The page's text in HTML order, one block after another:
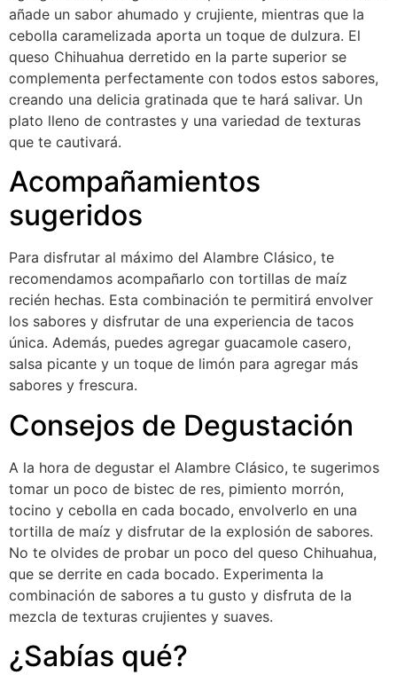
añade un sabor ahumado y crujiente, mientras que la
cebolla caramelizada aporta un toque de dulzura. El
queso Chihuahua derretido en la parte superior se
complementa perfectamente con todos estos sabores,
creando una delicia gratinada que te hará salivar. Un
plato lleno de contrastes y una variedad de texturas
que te cautivará.
Acompañamientos
sugeridos
Para disfrutar al máximo del Alambre Clásico, te
recomendamos acompañarlo con tortillas de maíz
recién hechas. Esta combinación te permitirá envolver
los sabores y disfrutar de una experiencia de tacos
única. Además, puedes agregar guacamole casero,
salsa picante y un toque de limón para agregar más
sabores y frescura.
Consejos de Degustación
A la hora de degustar el Alambre Clásico, te sugerimos
tomar un poco de bistec de res, pimiento morrón,
tocino y cebolla en cada bocado, envolverlo en una
tortilla de maíz y disfrutar de la explosión de sabores.
No te olvides de probar un poco del queso Chihuahua,
que se derrite en cada bocado. Experimenta la
combinación de sabores a tu gusto y disfruta de la
mezcla de texturas crujientes y suaves.
¿Sabías qué?